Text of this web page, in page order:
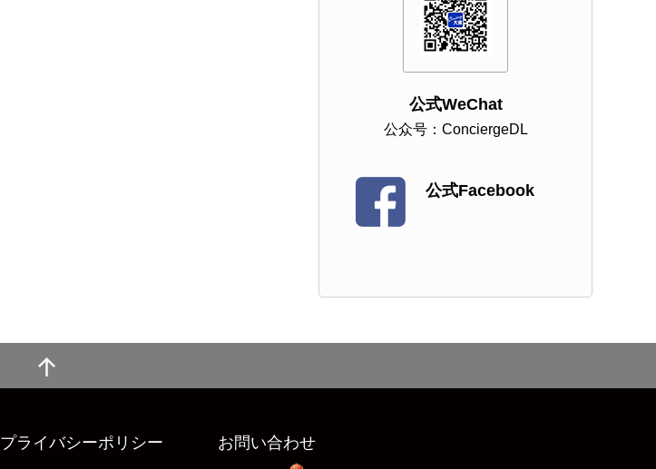
公式WeChat
公众号：ConciergeDL
公式Facebook
プライバシーポリシー お問い合わせ